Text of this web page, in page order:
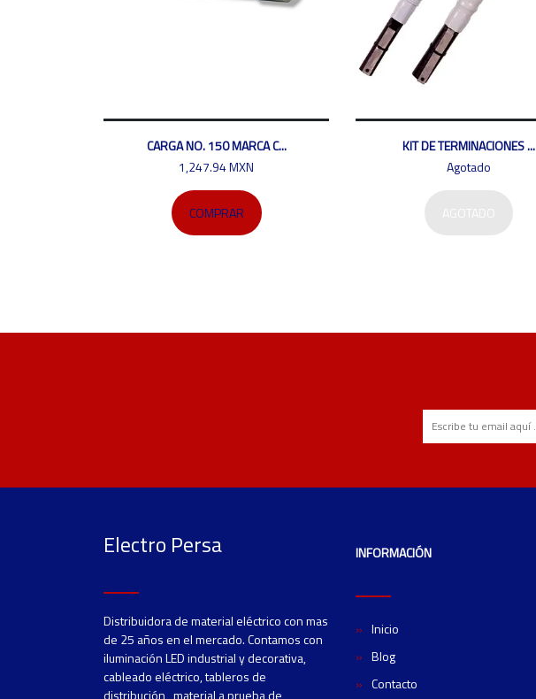
CARGA NO. 150 MARCA C...
1,247.94 MXN
COMPRAR
KIT DE TERMINACIONES ...
Agotado
Electro Persa
Distribuidora de material eléctrico con mas
de 25 años en el mercado. Contamos con
iluminación LED industrial y decorativa,
cableado eléctrico, tableros de
distribución, material a prueba de
INFORMACIÓN
Inicio
Blog
Contacto